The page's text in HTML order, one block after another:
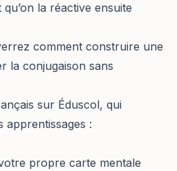
la réactive ensuite
comment construire une
la conjugaison sans
sur Éduscol, qui
apprentissages :
propre carte mentale